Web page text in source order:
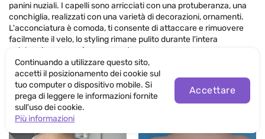
panini nuziali. I capelli sono arricciati con una protuberanza, una
conchiglia, realizzati con una varietà di decorazioni, ornamenti.
L'acconciatura è comoda, ti consente di attaccare e rimuovere
facilmente il velo, lo styling rimane pulito durante l'intera
celebrazione e non è una seccatura.
Continuando a utilizzare questo sito,
accetti il posizionamento dei cookie sul
tuo computer o dispositivo mobile. Si
prega di leggere le informazioni fornite
sull'uso dei cookie.
Più informazioni
Accettare